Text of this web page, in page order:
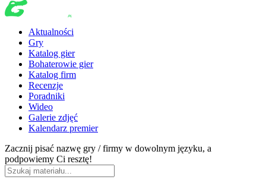
Aktualności
Gry
Katalog gier
Bohaterowie gier
Katalog firm
Recenzje
Poradniki
Wideo
Galerie zdjęć
Kalendarz premier
Zacznij pisać nazwę gry / firmy w dowolnym języku, a
podpowiemy Ci resztę!